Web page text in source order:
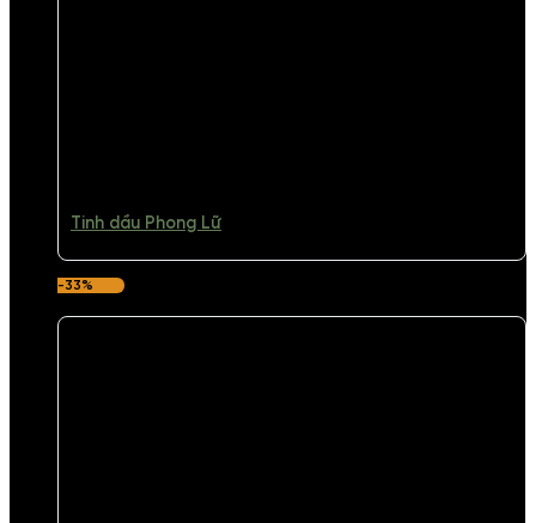
Tinh dầu Phong Lữ
-33%